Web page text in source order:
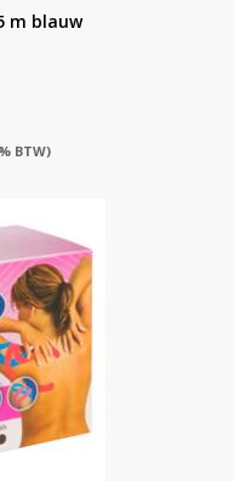
m blauw
BTW)